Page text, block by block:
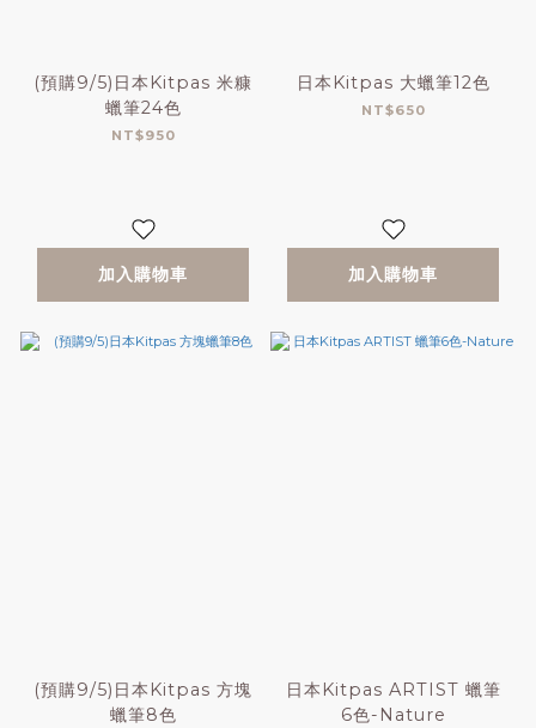
(預購9/5)日本Kitpas 米糠
蠟筆24色
NT$950
加入購物車
日本Kitpas 大蠟筆12色
NT$650
加入購物車
(預購9/5)日本Kitpas 方塊
蠟筆8色
日本Kitpas ARTIST 蠟筆
6色-Nature